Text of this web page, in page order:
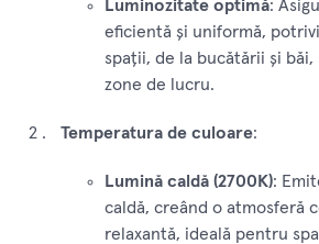
Luminozitate optimă:
eficientă și uniformă,
spații, de la bucătării și
zone de lucru.
Temperatura de culoare:
Lumină caldă (2700K):
caldă, creând o atmosferă
relaxantă, ideală pentru